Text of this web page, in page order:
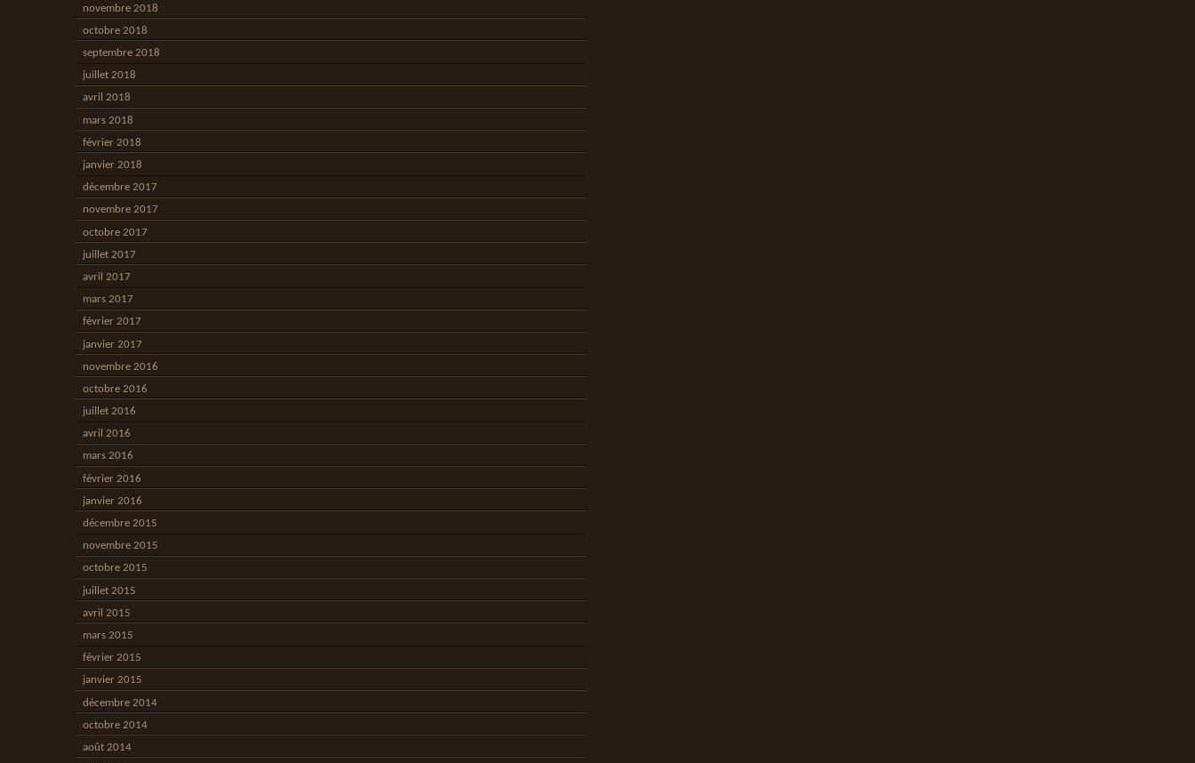
novembre 2018
octobre 2018
septembre 2018
juillet 2018
avril 2018
mars 2018
février 2018
janvier 2018
décembre 2017
novembre 2017
octobre 2017
juillet 2017
avril 2017
mars 2017
février 2017
janvier 2017
novembre 2016
octobre 2016
juillet 2016
avril 2016
mars 2016
février 2016
janvier 2016
décembre 2015
novembre 2015
octobre 2015
juillet 2015
avril 2015
mars 2015
février 2015
janvier 2015
décembre 2014
octobre 2014
août 2014